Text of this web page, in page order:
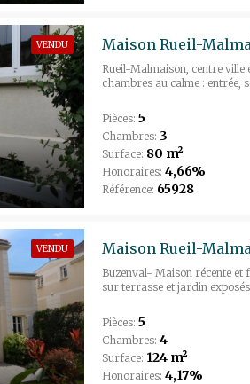
VENDU Maison Rueil-
Rueil-Malmaison, centre ville
chambres au calme : entrée,
Pièces: 5
Chambres: 3
Surface: 80 m²
Honoraires: 4,66%
Référence: 65928
VENDU Maison Rueil-
Buzenval- Maison récente et
sur terrasse et jardin exposés
Pièces: 5
Chambres: 4
Surface: 124 m²
Honoraires: 4,17%